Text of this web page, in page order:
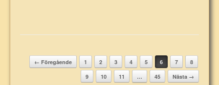
Post navigation
← Föregående 1 2 3 4 5 6 7
8
9
10 11 … 45 Nästa →